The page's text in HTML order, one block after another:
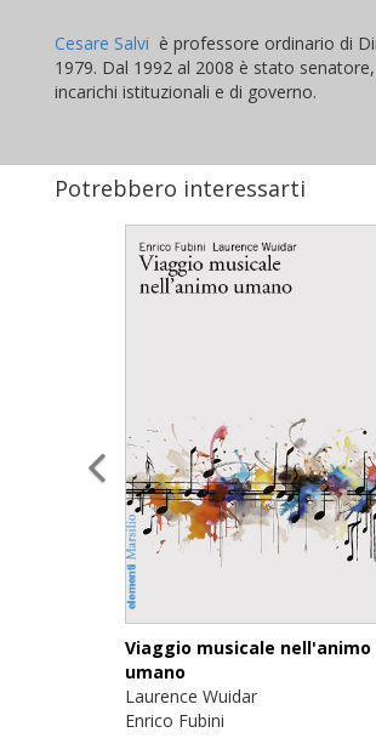
Cesare Salvi è professore ordinario di
1979. Dal 1992 al 2008 è stato
incarichi istituzionali e di governo.
Potrebbero interessarti
Viaggio musicale nell'animo
umano
Laurence Wuidar
Enrico Fubini